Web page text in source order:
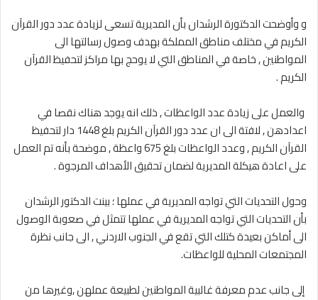
‎و وأوضحت الدكتورة الرشدان بأن المديرية تسعى لزيادة عدد دور القرآن
الكريم في مختلف مناطق المملكة بهدف وصول رسالتها الى
المواطنين , خاصة في المناطق التي لا يوحج بها مراكز لتحفيظ القرآن
الكريم .
‎ والعمل على زيادة عدد الواعظات , ذلك انه يوجد هناك نقصا في
اعدادهن , لافتة الى ان عدد دور القرآن الكريم بلغ 1448 دار لتحفيظ
القرآن الكريم , وعدد الواعظات بلغ 675 واعظة , موضحة بأنه تم العمل
على اعادة هيكلة المديرية لضمان تحقيق الأهداف المرجوة .
‎وحول التحديات التي تواجه المديرية في عملها ؛ بينت الدكتور الرشدان
بأن التحديات التي تواجه المديرية في عملها تتمثل في صعوبة الوصول
الى أماكن بعيدة كتلك التي تقع في الجنوب الاردني , الى جانب نظرة
المجتمعات المحلية للواعظات.
‎ إلى جانب عدم معرفة غالبية المواطنين لطبيعة عملهن ,وغيرها من